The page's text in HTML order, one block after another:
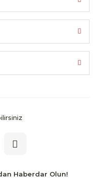
Haberdar Olun!